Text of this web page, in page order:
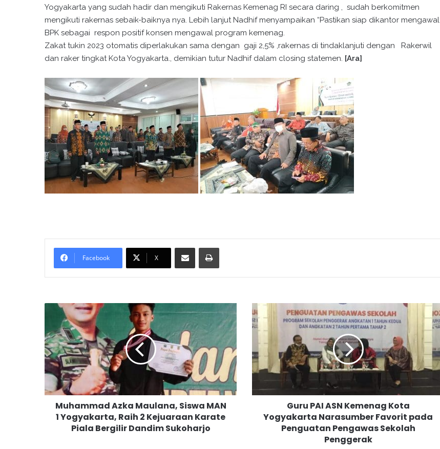
Yogyakarta yang sudah hadir dan mengikuti Rakernas Kemenag RI secara daring , sudah berkomitmen
mengikuti rakernas sebaik-baiknya nya. Lebih lanjut Nadhif menyampaikan “Pastikan siap dikantor mengawal
BPK sebagai respon positif konsen mengawal program kemenag.
Zakat tukin 2023 otomatis diperlakukan sama dengan gaji 2,5% ,rakernas di tindaklanjuti dengan Rakerwil
dan raker tingkat Kota Yogyakarta., demikian tutur Nadhif dalam closing statemen. [Ara]
Facebook X
a
m
m
a
A
Muhammad Azka Maulana, Siswa MAN
1 Yogyakarta, Raih 2 Kejuaraan Karate
Piala Bergilir Dandim Sukoharjo
G
u
r
P
A
I
S
Guru PAI ASN Kemenag Kota
Yogyakarta Narasumber Favorit pada
Penguatan Pengawas Sekolah
Penggerak